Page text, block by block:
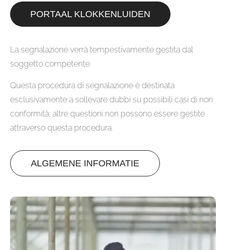
PORTAAL KLOKKENLUIDEN
La segnalazione verrà tempestivamente gestita dal
soggetto competente.
Questa procedura di segnalazione è destinata
esclusivamente a sollevare dubbi su possibili casi di non
conformità; altre questioni non possono essere gestite
attraverso questa procedura.
ALGEMENE INFORMATIE